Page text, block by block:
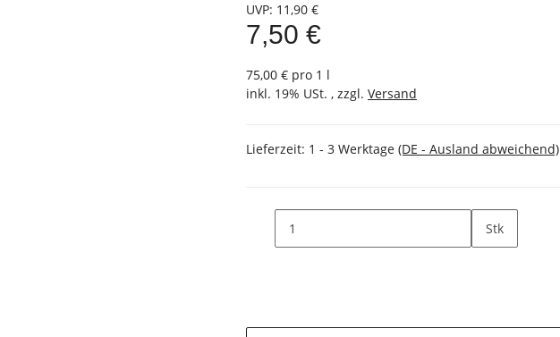
UVP: 11,90 €
7,50 €
75,00 € pro 1 l
inkl. 19% USt. , zzgl. Versand
Lieferzeit: 1 - 3 Werktage (DE - Ausland abweichend)
Stk